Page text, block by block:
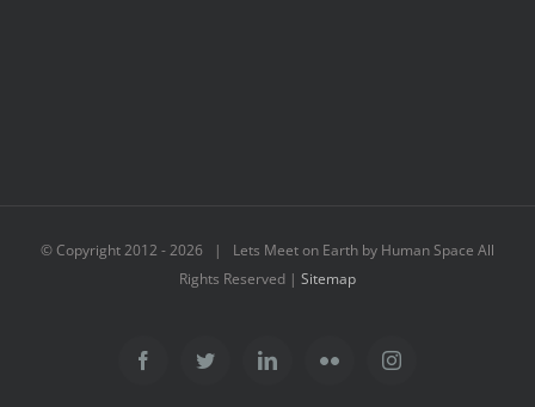
© Copyright 2012 -2026 | Lets Meet on Earth by Human Space All
Rights Reserved | Sitemap
FacebookTwitter LinkedInFlickr Instagram